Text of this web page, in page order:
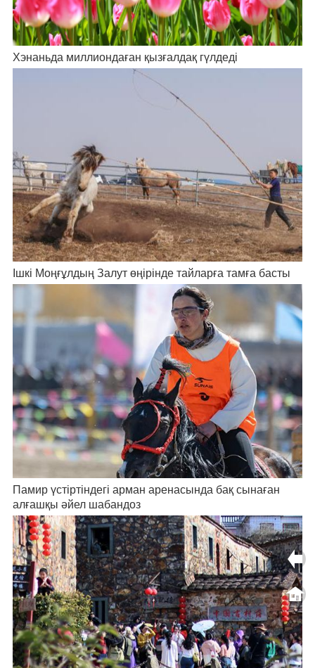
Хэнаньда миллиондаған қызғалдақ гүлдеді
Ішкі Моңғұлдың Залут өңірінде тайларға тамға басты
Памир үстіртіндегі арман аренасында бақ сынаған
алғашқы әйел шабандоз